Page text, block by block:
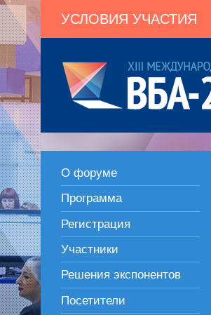
УСЛОВИЯ УЧАСТИЯ
О форуме
Программа
Регистрация
Участники
Решения экспонентов
Посетители